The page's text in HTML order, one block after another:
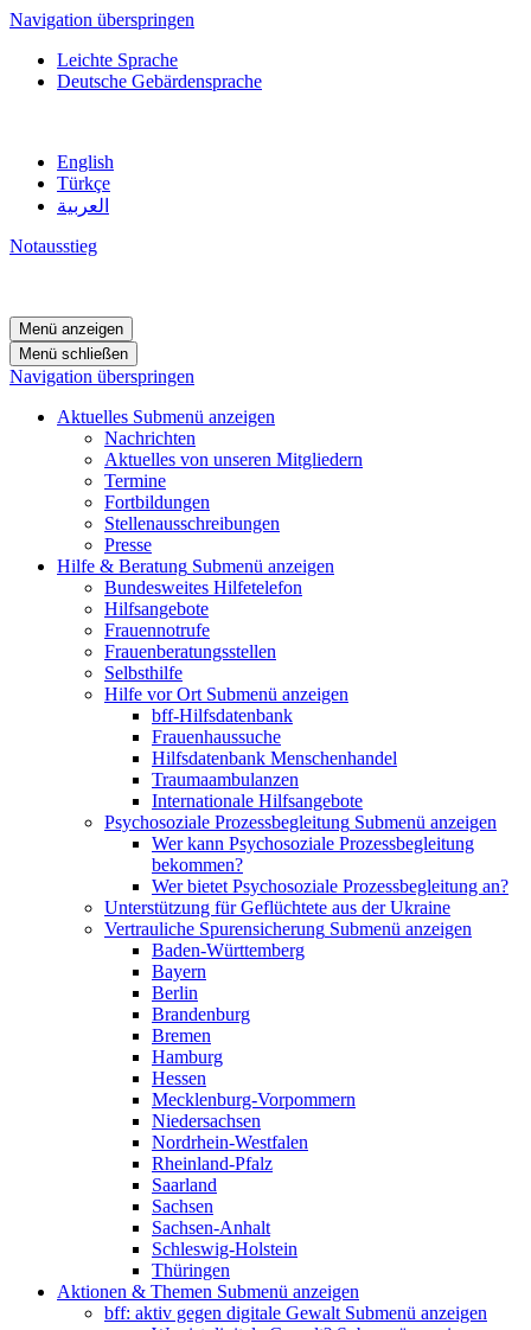
Navigation überspringen
Leichte Sprache
Deutsche Gebärdensprache
English
Türkçe
العربية
Notausstieg
Menü anzeigen
Menü schließen
Navigation überspringen
Aktuelles Submenü anzeigen
Nachrichten
Aktuelles von unseren Mitgliedern
Termine
Fortbildungen
Stellenausschreibungen
Presse
Hilfe & Beratung Submenü anzeigen
Bundesweites Hilfetelefon
Hilfsangebote
Frauennotrufe
Frauenberatungsstellen
Selbsthilfe
Hilfe vor Ort Submenü anzeigen
bff-Hilfsdatenbank
Frauenhaussuche
Hilfsdatenbank Menschenhandel
Traumaambulanzen
Internationale Hilfsangebote
Psychosoziale Prozessbegleitung Submenü anzeigen
Wer kann Psychosoziale Prozessbegleitung
bekommen?
Wer bietet Psychosoziale Prozessbegleitung an?
Unterstützung für Geflüchtete aus der Ukraine
Vertrauliche Spurensicherung Submenü anzeigen
Baden-Württemberg
Bayern
Berlin
Brandenburg
Bremen
Hamburg
Hessen
Mecklenburg-Vorpommern
Niedersachsen
Nordrhein-Westfalen
Rheinland-Pfalz
Saarland
Sachsen
Sachsen-Anhalt
Schleswig-Holstein
Thüringen
Aktionen & Themen Submenü anzeigen
bff: aktiv gegen digitale Gewalt Submenü anzeigen